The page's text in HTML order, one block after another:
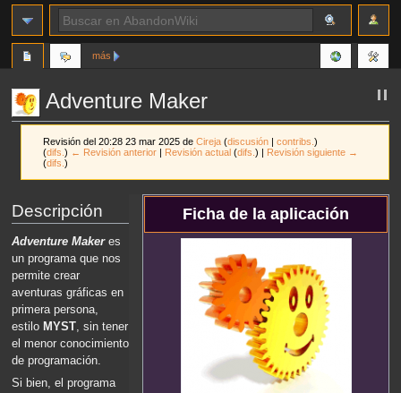
Adventure Maker
Revisión del 20:28 23 mar 2025 deCireja (discusión |contribs.)
(difs.) ← Revisión anterior | Revisión actual (difs.) | Revisión siguiente →
(difs.)
a
la
a
la
Ficha de la aplicación
Descripción
Adventure Makeres
un programa que nos
permite crear
aventuras gráficas en
primera persona,
estilo MYST, sin tener
el menor conocimiento
de programación.
Si bien, el programa
más